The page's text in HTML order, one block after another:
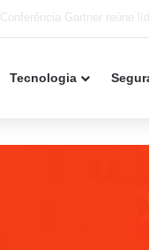
Check Point alerta para
Tecnologia